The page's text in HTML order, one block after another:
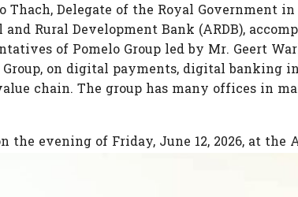
Thach, Delegate of the Royal Government
Rural Development Bank (ARDB),
of Pomelo Group led by Mr. Geert
on digital payments, digital banking
chain. The group has many offices in
the evening of Friday, June 12, 2026, at the